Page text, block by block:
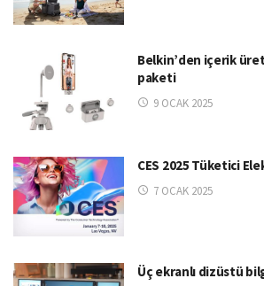
Belkin’den içerik
paketi
9 OCAK 2025
CES 2025 Tüketici
7 OCAK 2025
Üç ekranlı dizüstü